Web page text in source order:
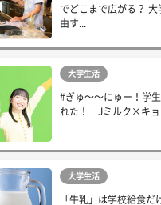
でどこまで広がる？ 大
由す...
大学生活
#ぎゅ〜〜にゅー！学
れた！ Jミルク×キョ
大学生活
「牛乳」は学校給食だ